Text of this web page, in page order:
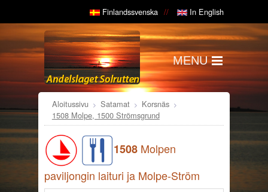
Finlandssvenska In English
MENU
Aloitussivu Satamat
Korsnäs
1508 Molpe, 1500 Strömsgrund
1508 Molpen
paviljongin laituri ja Molpe-Ström